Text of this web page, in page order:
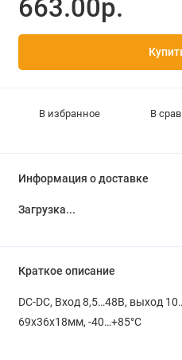
663.00р.
В избранное В
Информация о доставке
Загрузка...
Краткое описание
DC-DC, Вход 8,5…48В, выход
69х36х18мм, -40…+85°С